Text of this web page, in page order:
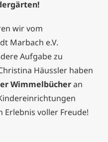
wir vom
Marbach e.V.
Aufgabe zu
Häussler haben
Wimmelbücheran
Erlebnis voller Freude!